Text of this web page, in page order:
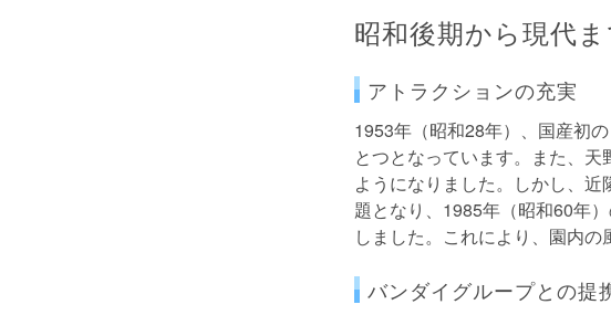
昭和後期から現代
アトラクションの充実
1953年（昭和28年）、国産初
とつとなっています。また、
ようになりました。しかし、
題となり、1985年（昭和60年
しました。これにより、園内の
バンダイグループとの提